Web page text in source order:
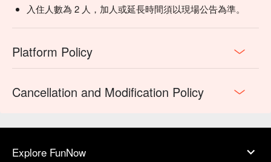
入住人數為 2 人，加人或延長時間須以現場公告為準。
Platform Policy
Cancellation and Modification Policy
Explore FunNow